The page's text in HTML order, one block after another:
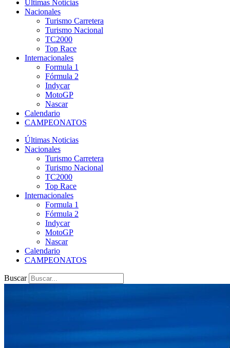
Últimas Noticias
Nacionales
Turismo Carretera
Turismo Nacional
TC2000
Top Race
Internacionales
Formula 1
Fórmula 2
Indycar
MotoGP
Nascar
Calendario
CAMPEONATOS
Últimas Noticias
Nacionales
Turismo Carretera
Turismo Nacional
TC2000
Top Race
Internacionales
Formula 1
Fórmula 2
Indycar
MotoGP
Nascar
Calendario
CAMPEONATOS
Buscar